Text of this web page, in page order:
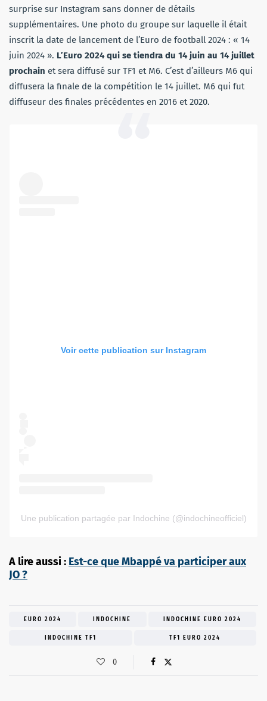
surprise sur Instagram sans donner de détails
supplémentaires. Une photo du groupe sur laquelle il était
inscrit la date de lancement de l’Euro de football 2024 : « 14
juin 2024 ». L’Euro 2024 qui se tiendra du 14 juin au 14 juillet
prochain et sera diffusé sur TF1 et M6. C’est d’ailleurs M6 qui
diffusera la finale de la compétition le 14 juillet. M6 qui fut
diffuseur des finales précédentes en 2016 et 2020.
Voir cette publication sur Instagram
Une publication partagée par Indochine (@indochineofficiel)
A lire aussi : Est-ce que Mbappé va participer aux
JO ?
EURO 2024 INDOCHINE INDOCHINE EURO 2024
INDOCHINE TF1 TF1 EURO 2024
0